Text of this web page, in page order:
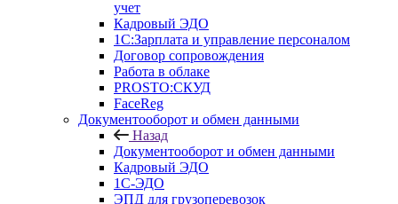
учет
Кадровый ЭДО
1С:Зарплата и управление персоналом
Договор сопровождения
Работа в облаке
PROSTO:СКУД
FaceReg
Документооборот и обмен данными
Назад
Документооборот и обмен данными
Кадровый ЭДО
1С-ЭДО
ЭПД для грузоперевозок